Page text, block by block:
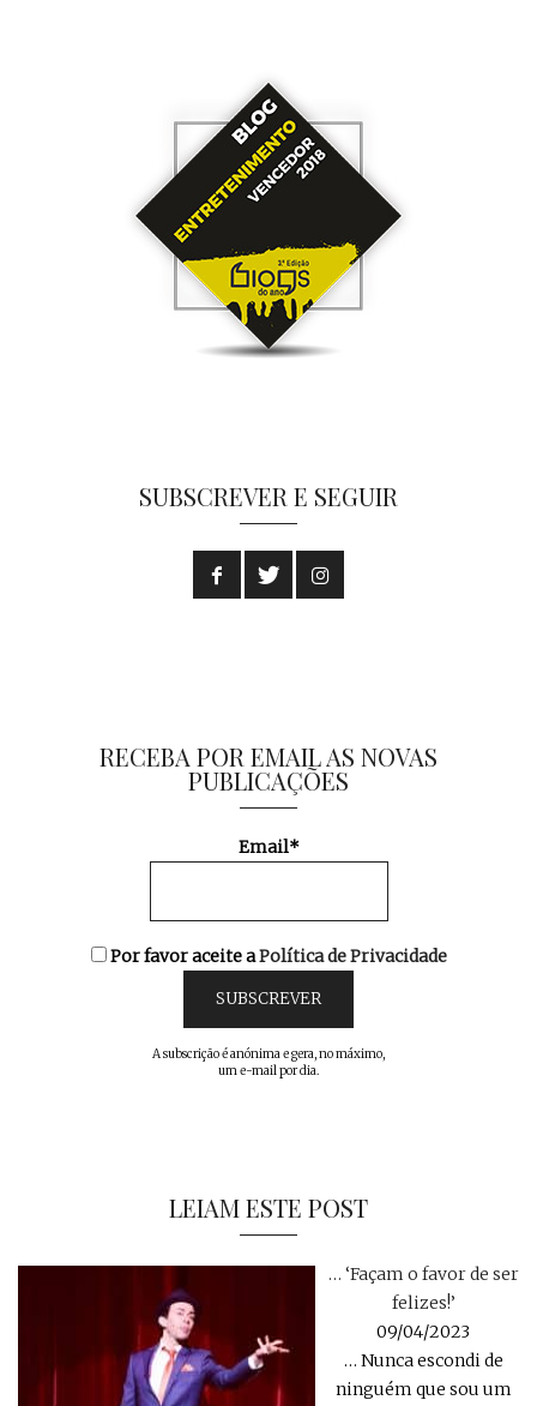
SUBSCREVER E SEGUIR
RECEBA POR EMAIL AS NOVAS
PUBLICAÇÕES
Email*
Por favor aceite aPolítica de Privacidade
A subscrição é anónima e gera, no máximo,
um e-mail por dia.
LEIAM ESTE POST
… ‘Façam o favor de ser
felizes!’
09/04/2023
… Nunca escondi de
ninguém que sou um